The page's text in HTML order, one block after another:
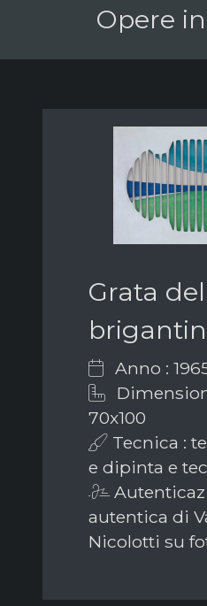
Opere
Grata del
Anno :
70x100
Tecnica :
e dipinta e
autentica di
Nicolotti su